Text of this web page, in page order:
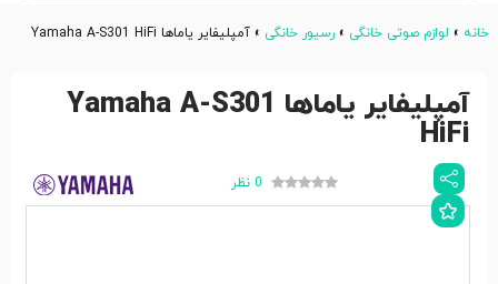
خانه » لوازم صوتی خانگی » رسیور خانگی » آمپلیفایر یاماها Yamaha A-S301 HiFi
آمپلیفایر یاماها Yamaha A-S301
HiFi
0 نظر